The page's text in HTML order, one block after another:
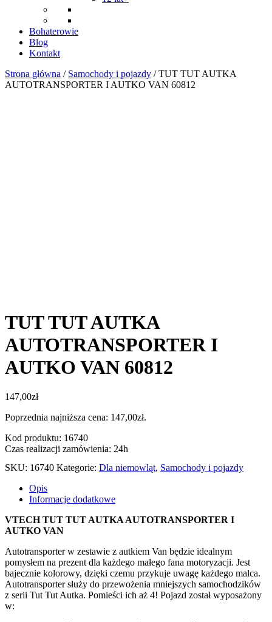
Bohaterowie
Blog
Kontakt
Strona główna / Samochody i pojazdy / TUT TUT AUTKA
AUTOTRANSPORTER I AUTKO VAN 60812
TUT TUT AUTKA
AUTOTRANSPORTER I
AUTKO VAN 60812
147,00zł
Poprzednia najniższa cena: 147,00zł.
Kod produktu: 16740
Czas realizacji zamówienia: 24h
SKU: 16740 Kategorie: Dla niemowląt, Samochody i pojazdy
Opis
Informacje dodatkowe
VTECH TUT TUT AUTKA AUTOTRANSPORTER I
AUTKO VAN
Autotransporter w zestawie z autkiem Van będzie idealnym
pomysłem na prezent dla każdego małego fana motoryzacji. Jest
bajecznie kolorowy, dzięki czemu przykuje uwagę każdego malca.
Autotransporter służy do przewożenia mniejszych samochodzików
z serii Tut Tut Autka. Pomieści ich aż 4! Pojazd został wyposażony
w: